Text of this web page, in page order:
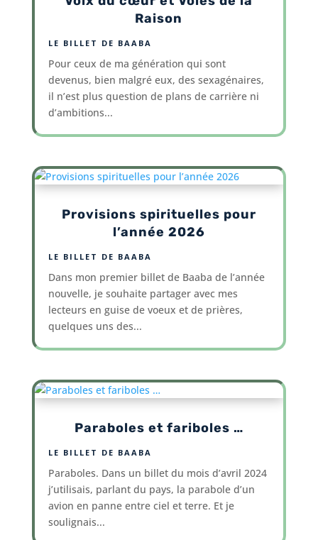
Raison
LE BILLET DE BAABA
Pour ceux de ma génération qui sont
devenus, bien malgré eux, des sexagénaires,
il n’est plus question de plans de carrière ni
d’ambitions...
Provisions spirituelles pour
l’année 2026
LE BILLET DE BAABA
Dans mon premier billet de Baaba de l’année
nouvelle, je souhaite partager avec mes
lecteurs en guise de voeux et de prières,
quelques uns des...
Paraboles et fariboles …
LE BILLET DE BAABA
Paraboles. Dans un billet du mois d’avril 2024
j’utilisais, parlant du pays, la parabole d’un
avion en panne entre ciel et terre. Et je
soulignais...